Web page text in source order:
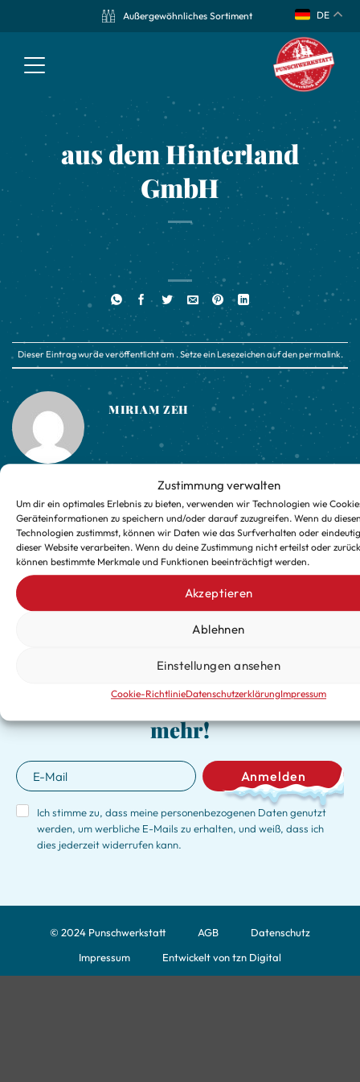
Zustimmung verwalten
Um dir ein optimales Erlebnis zu bieten, verwenden wir Technologien wie
Geräteinformationen zu speichern und/oder darauf zuzugreifen. Wenn du
Technologien zustimmst, können wir Daten wie das Surfverhalten oder
dieser Website verarbeiten. Wenn du deine Zustimmung nicht erteilst oder
können bestimmte Merkmale und Funktionen beeinträchtigt werden.
Akzeptieren
Ablehnen
Einstellungen ansehen
Cookie-RichtlinieDatenschutzerklärungImpressum
Außergewöhnliches Sortiment DE
aus dem Hinterland
GmbH
Dieser Eintrag wurde veröffentlicht am . Setze ein Lesezeichen auf denpermalink.
MIRIAM ZEH
Gamins Weindepot Regio-Markt Genussladen
Verpasse keine exklusiven
Updates für die kalte Jahreszeit
mehr!
Ich stimme zu, dass meine personenbezogenen Daten genutzt
werden, um werbliche E-Mails zu erhalten, und weiß, dass ich
dies jederzeit widerrufen kann.
Anmelden
© 2024 Punschwerkstatt AGB
Datenschutz
Impressum
Entwickelt von tzn Digital